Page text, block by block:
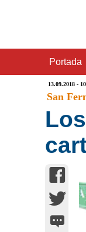
Portada
13.09.2018 -
San